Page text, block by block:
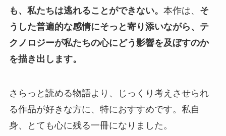
も、私たちは逃れることができない。 本作は、 そ
うした普遍的な感情にそっと寄り添いながら、テ
クノロジーが私たちの心にどう影響を及ぼすのか
を描き出します。
さらっと読める物語より、じっくり考えさせられ
る作品が好きな方に、特におすすめです。私自
身、とても心に残る一冊になりました。